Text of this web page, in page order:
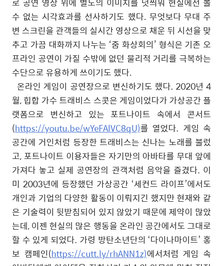
수 없는 시각효과를 선사하기도 했다. 무엇보다 무대 주
변 스크린을 관객들의 실시간 영상으로 채운 뒤 시선을 맞
추고 가끔 대화까지 나누는 ‘줌 화상회의’ 형식은 기존 오
프라인 공연이 가질 수밖에 없던 물리적 거리를 극복하는
수단으로 유용하게 쓰이기도 했다.
온라인 게임이 공연장으로 변신하기도 했다. 2020년 4
월,힙합 가수 트래비스 스콧은 게임이었다가 가상공간 플
랫폼으로 변신하고 있는 포트나이트 속에서 콘서트
(https://youtu.be/wYeFAlVC8qU)를 열었다. 게임 속
공간에 거인처럼 등장한 트래비스는 신나는 노래를 불렀
고, 포트나이트 이용자들은 자기만의 아바타를 무대 앞에
가져다 놓고 실제 공연장의 관객처럼 음악을 즐겼다. 이
미 2003년에 등장했던 가상공간 ‘세컨드 라이프’에서도
개인과 기업의 다양한 활동이 이뤄지긴 했지만 현재와 같
은 기술력이 뒷받침되어 있지 않았기 때문에 제약이 많았
는데,이젠 현실의 많은 행동을 온라인 공간에서도 그대로
할 수 있게 되었다. 가령 방탄소년단의 ‘다이나마이트’ 홍
보 캠페인(https://cutt.ly/rhANN1z)에서처럼 게임 속